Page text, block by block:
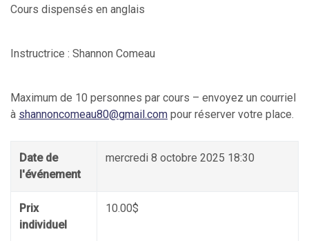
Cours dispensés en anglais
Instructrice : Shannon Comeau
Maximum de 10 personnes par cours – envoyez un courriel
à shannoncomeau80@gmail.com pour réserver votre place.
Date de
l'événement
mercredi 8 octobre 2025 18:30
Prix
individuel
10.00$